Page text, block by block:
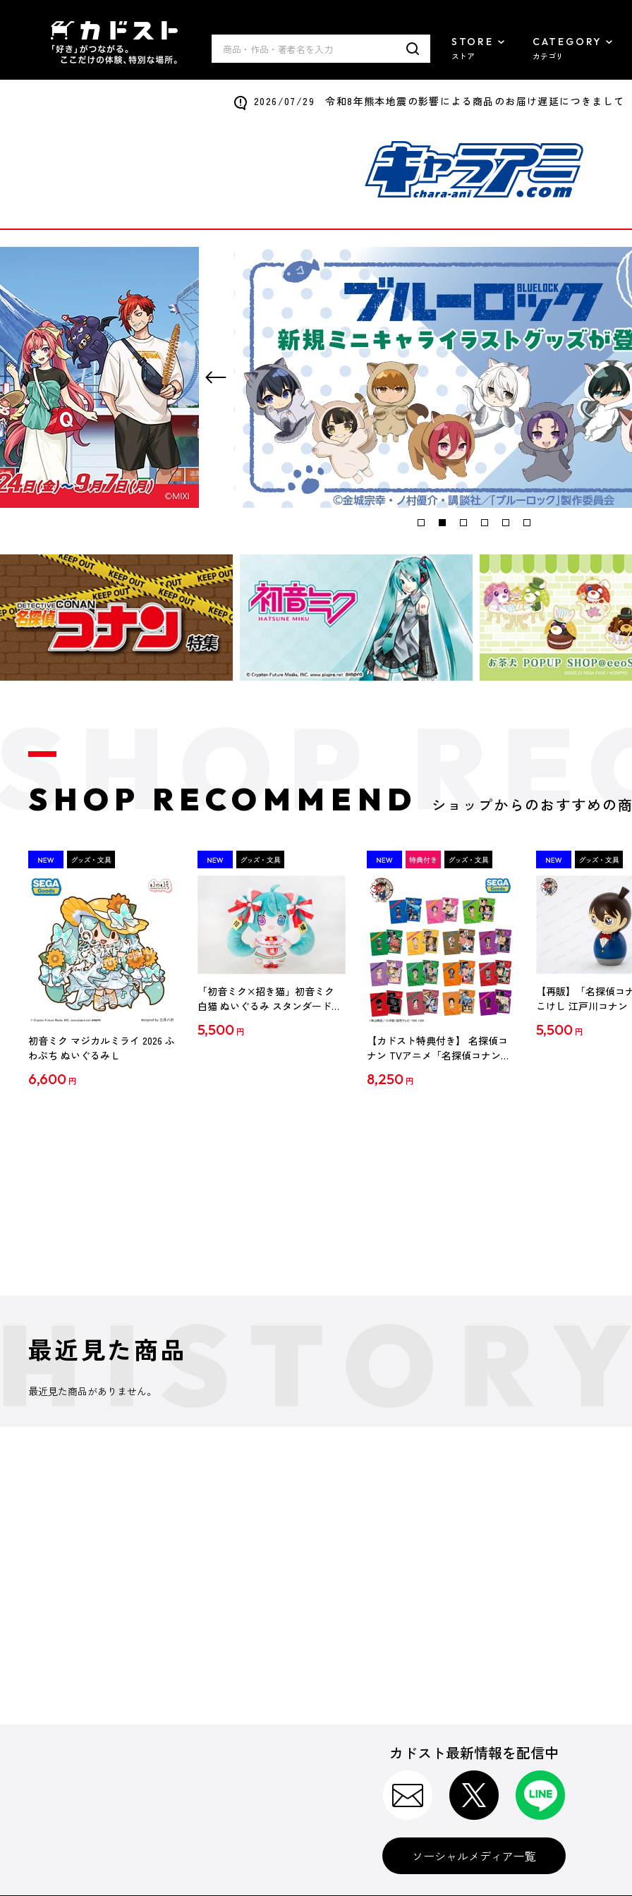
STORE
ストア
CATEGORY
カテゴリ
2026/07/29 令和8年熊本地震の影響による商品のお届け遅延につきまして
SHOP RECOMMEND ショップからのおすすめの
初音ミク マジカルミライ 2026 ふ
わぷち ぬいぐるみ L
6,600 円
「初音ミク×招き猫」初音ミク
白猫 ぬいぐるみ スタンダード
5,500 円
【カドスト特典付き】 名探偵コ
ナン TVアニメ「名探偵コナン」
【1BOX】
8,250 円
【再販】「名探偵コ
こけし 江戸川コナン
5,500 円
最近見た商品
最近見た商品がありません。
カドスト最新情報を配信中
ソーシャルメディア一覧